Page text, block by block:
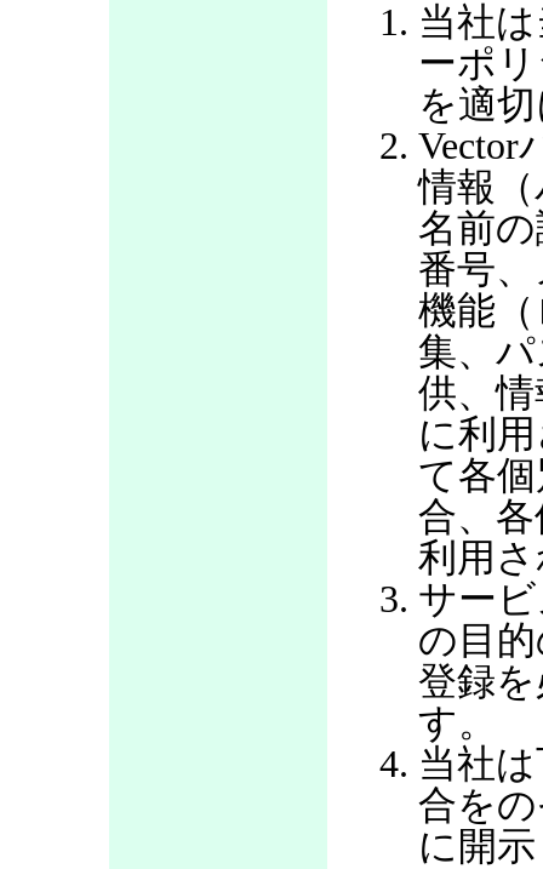
当社
ーポ
を適
Vector
情報
名前
番号
機能
集、
供、
に利
て各
合、
利用
サー
の目
登録
す。
当社
合を
に開